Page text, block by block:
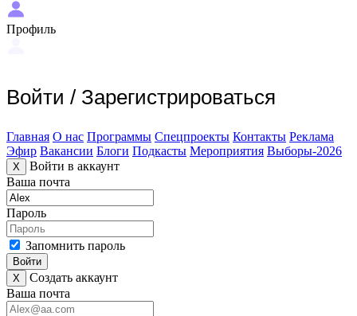
Профиль
Войти / Зарегистрироваться
Главная О нас Программы Спецпроекты Контакты Реклама
Эфир Вакансии Блоги Подкасты Мероприятия Выборы-2026
X
Войти в аккаунт
Ваша почта
Пароль
Запомнить пароль
Войти
X
Создать аккаунт
Ваша почта